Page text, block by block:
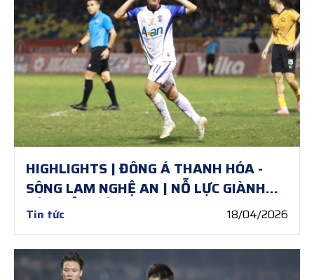
HIGHLIGHTS | ĐÔNG Á THANH HÓA -
SÔNG LAM NGHỆ AN | NỖ LỰC GIÀNH
LẤY ĐIỂM SỐ
Tin tức 18/04/2026